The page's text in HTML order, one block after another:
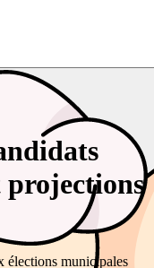
projections
élections municipales